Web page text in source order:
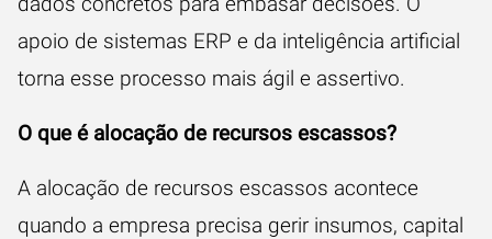
apoio de sistemas ERP e da inteligência artificial
torna esse processo mais ágil e assertivo.
O que é alocação de recursos escassos?
A alocação de recursos escassos acontece
quando a empresa precisa gerir insumos, capital